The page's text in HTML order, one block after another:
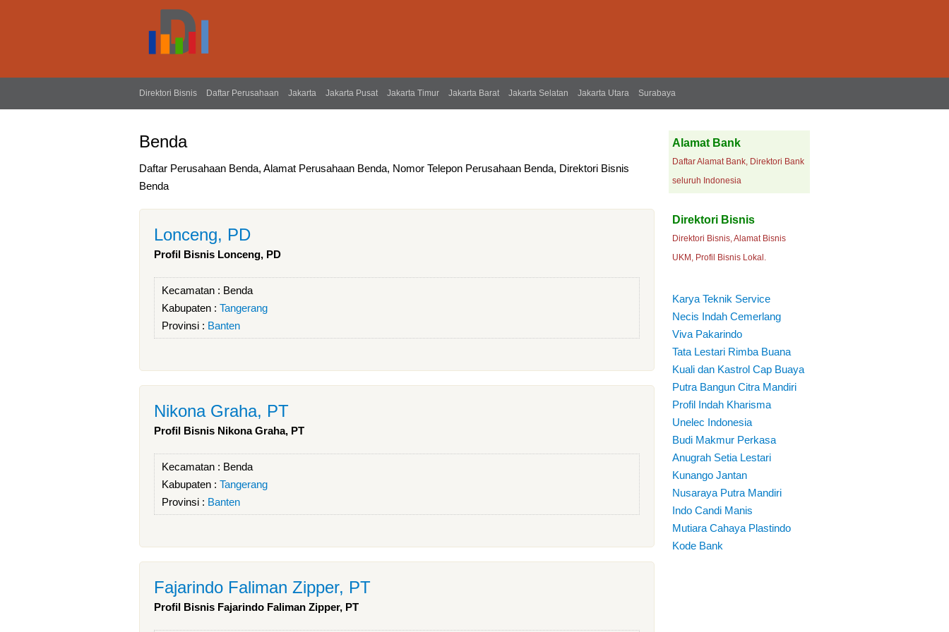
Direktori Bisnis Daftar Perusahaan Jakarta Jakarta Pusat Jakarta Timur Jakarta Barat Jakarta Selatan Jakarta Utara Surabaya
Benda
Daftar Perusahaan Benda, Alamat Perusahaan Benda, Nomor Telepon Perusahaan Benda, Direktori Bisnis
Benda
Lonceng, PD
Profil Bisnis Lonceng, PD
Kecamatan : Benda
Kabupaten : Tangerang
Provinsi : Banten
Nikona Graha, PT
Profil Bisnis Nikona Graha, PT
Kecamatan : Benda
Kabupaten : Tangerang
Provinsi : Banten
Fajarindo Faliman Zipper, PT
Profil Bisnis Fajarindo Faliman Zipper, PT
Alamat Bank
Daftar Alamat Bank, Direktori Bank
seluruh Indonesia
Direktori Bisnis
Direktori Bisnis, Alamat Bisnis
UKM, Profil Bisnis Lokal.
Karya Teknik Service
Necis Indah Cemerlang
Viva Pakarindo
Tata Lestari Rimba Buana
Kuali dan Kastrol Cap Buaya
Putra Bangun Citra Mandiri
Profil Indah Kharisma
Unelec Indonesia
Budi Makmur Perkasa
Anugrah Setia Lestari
Kunango Jantan
Nusaraya Putra Mandiri
Indo Candi Manis
Mutiara Cahaya Plastindo
Kode Bank